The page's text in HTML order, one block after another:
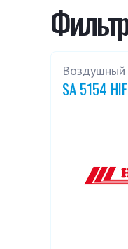
Воздушный
SA 5154